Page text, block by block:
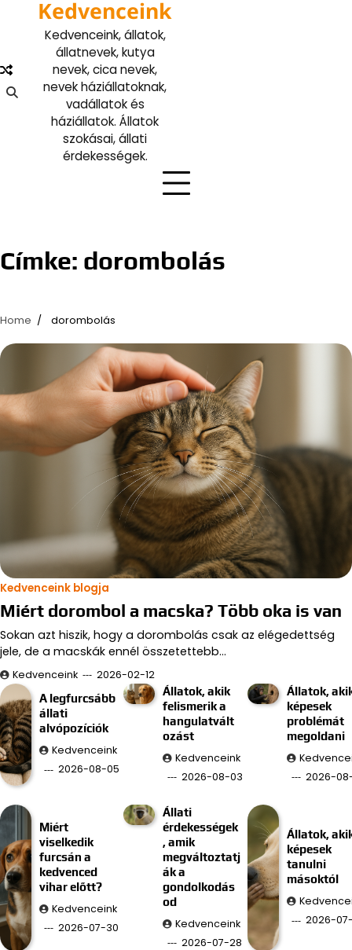
Kedvenceink
Kedvenceink, állatok,
állatnevek, kutya
nevek, cica nevek,
nevek háziállatoknak,
vadállatok és
háziállatok. Állatok
szokásai, állati
érdekességek.
Címke: dorombolás
Home dorombolás
Kedvenceink blogja
Miért dorombol a macska? Több oka is van
Sokan azt hiszik, hogy a dorombolás csak az elégedettség
jele, de a macskák ennél összetettebb…
Kedvenceink
2026-02-12
A legfurcsább
állati
alvópozíciók
Kedvenceink
2026-08-05
Állatok, akik
felismerik a
hangulatvált
ozást
Kedvenceink
2026-08-03
Állatok,
képesek
problémát
megoldani
2026-
Miért
viselkedik
furcsán a
kedvenced
vihar előtt?
Kedvenceink
2026-07-30
Állati
érdekességek
, amik
megváltoztatj
ák a
gondolkodás
od
Kedvenceink
2026-07-28
Állatok,
képesek
tanulni
másoktól
2026-